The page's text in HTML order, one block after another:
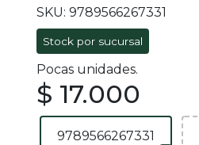
SKU: 9789566267331
Stock por sucursal
Pocas unidades.
$ 17.000
9789566267331